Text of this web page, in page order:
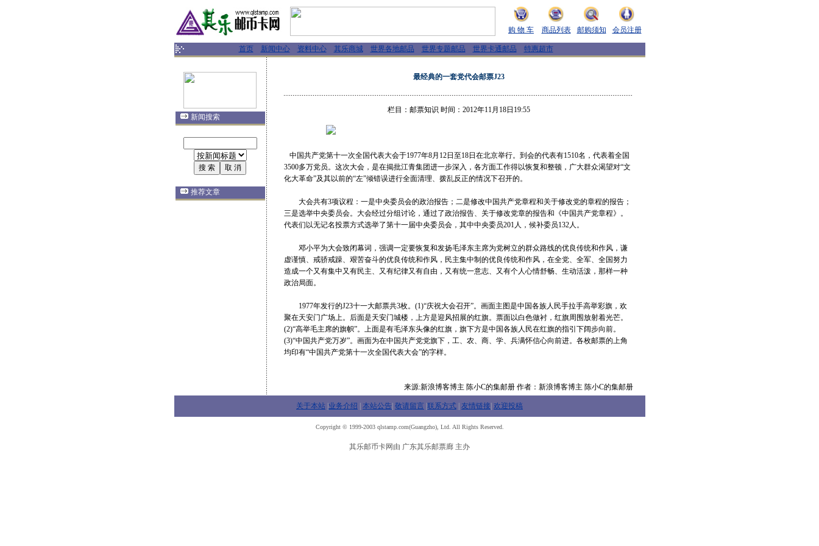
购 物 车 商品列表 邮购须知 会员注册
首页 新闻中心 资料中心 其乐商城 世界各地邮品 世界专题邮品 世界卡通邮品 特惠超市
新闻搜索
推荐文章
最经典的一套党代会邮票J23
栏目：邮票知识 时间：2012年11月18日19:55
中国共产党第十一次全国代表大会于1977年8月12日至18日在北京举行。到会的代表有1510名，代表着全国
3500多万党员。这次大会，是在揭批江青集团进一步深入，各方面工作得以恢复和整顿，广大群众渴望对“文
化大革命”及其以前的“左”倾错误进行全面清理、拨乱反正的情况下召开的。
大会共有3项议程：一是中央委员会的政治报告；二是修改中国共产党章程和关于修改党的章程的报告；
三是选举中央委员会。大会经过分组讨论，通过了政治报告、关于修改党章的报告和《中国共产党章程》。
代表们以无记名投票方式选举了第十一届中央委员会，其中中央委员201人，候补委员132人。
邓小平为大会致闭幕词，强调一定要恢复和发扬毛泽东主席为党树立的群众路线的优良传统和作风，谦
虚谨慎、戒骄戒躁、艰苦奋斗的优良传统和作风，民主集中制的优良传统和作风，在全党、全军、全国努力
造成一个又有集中又有民主、又有纪律又有自由，又有统一意志、又有个人心情舒畅、生动活泼，那样一种
政治局面。
1977年发行的J23十一大邮票共3枚。(1)“庆祝大会召开”。画面主图是中国各族人民手拉手高举彩旗，欢
聚在天安门广场上。后面是天安门城楼，上方是迎风招展的红旗。票面以白色做衬，红旗周围放射着光芒。
(2)“高举毛主席的旗帜”。上面是有毛泽东头像的红旗，旗下方是中国各族人民在红旗的指引下阔步向前。
(3)“中国共产党万岁”。画面为在中国共产党党旗下，工、农、商、学、兵满怀信心向前进。各枚邮票的上角
均印有“中国共产党第十一次全国代表大会”的字样。
来源:新浪博客博主 陈小C的集邮册 作者：新浪博客博主 陈小C的集邮册
关于本站 业务介绍 本站公告 敬请留言 联系方式 友情链接 欢迎投稿
Copyright © 1999-2003 qlstamp.com(Guangzho), Ltd. All Rights Reserved.
其乐邮币卡网由 广东其乐邮票廊 主办